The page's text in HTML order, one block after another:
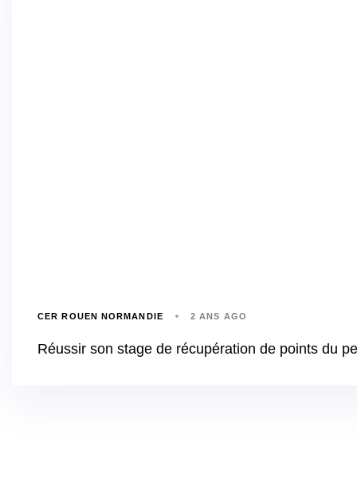
CER ROUEN NORMANDIE 2 ANS AGO
Réussir son stage de récupération de points du